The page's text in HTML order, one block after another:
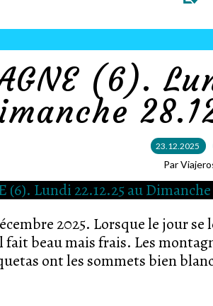
(6).
23.12.2025
Par
2025. Lorsque le jour
beau mais frais. Les
ont les sommets bien